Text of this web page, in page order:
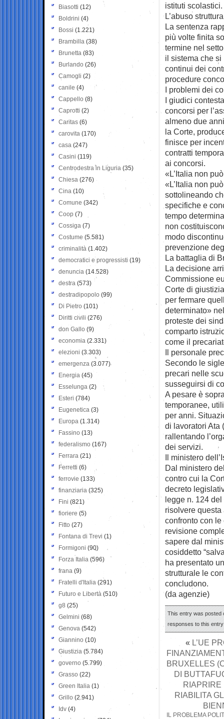
istituti scolastici.
L’abuso
La sentenza
più volte finita
termine nel
il sistema che
continui dei
procedure
I problemi dei
I giudici
concorsi per
almeno due
la Corte,
finisce per
contratti
ai concorsi.
«L’Italia non
«L’Italia non
sottolineando
specifiche e
tempo
non
modo
prevenzione
La battaglia di
La decisione
Commissione
Corte di
per fermare
determinato»
proteste dei
comparto
come il
Il personale
Secondo le
precari nelle
susseguirsi di
A pesare è
temporanee,
per anni.
di lavoratori Ata
rallentando
dei servizi.
Il ministero
Dal ministero
contro cui la
decreto
legge n. 124
risolvere
confronto con
revisione
sapere dal
cosiddetto
ha presentato
strutturale le
concludono.
(da agenzie)
This entry was posted
responses to this
« L’UE
BRUXELLES
DI
RIAPRIRE
RIABILITA
IL PROBLEMA
Biasotti (12)
Boldrini (4)
Bossi (1.221)
Brambilla (38)
Brunetta (83)
Burlando (26)
Camogli (2)
canile (4)
Cappello (8)
Caprotti (2)
Caritas (6)
carovita (170)
casa (247)
Casini (119)
Centrodestra in Liguria (35)
Chiesa (276)
Cina (10)
Comune (342)
Coop (7)
Cossiga (7)
Costume (5.581)
criminalità (1.402)
democratici e progressisti (19)
denuncia (14.528)
destra (573)
destradipopolo (99)
Di Pietro (101)
Diritti civili (276)
don Gallo (9)
economia (2.331)
elezioni (3.303)
emergenza (3.077)
Energia (45)
Esselunga (2)
Esteri (784)
Eugenetica (3)
Europa (1.314)
Fassino (13)
federalismo (167)
Ferrara (21)
Ferretti (6)
ferrovie (133)
finanziaria (325)
Fini (821)
fioriere (5)
Fitto (27)
Fontana di Trevi (1)
Formigoni (90)
Forza Italia (596)
frana (9)
Fratelli d'Italia (291)
Futuro e Libertà (510)
g8 (25)
Gelmini (68)
Genova (542)
Giannino (10)
Giustizia (5.784)
governo (5.799)
Grasso (22)
Green Italia (1)
Grillo (2.941)
Idv (4)